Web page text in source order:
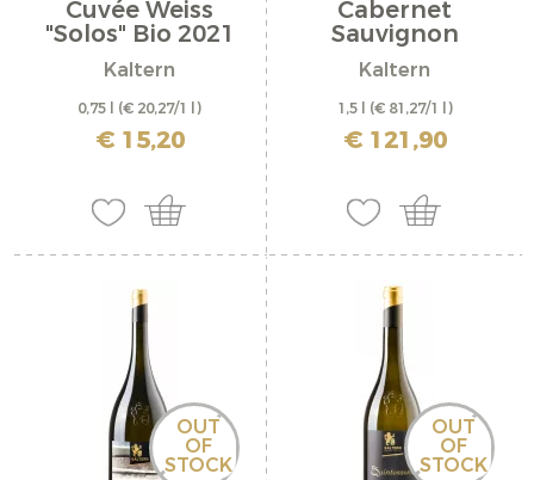
Cuvée Weiss
"Solos" Bio 2021
Kaltern
0,75 l (€ 20,27/1 l)
inkl. MwSt. zzgl. Versandkosten
€ 15,20
Cabernet
Sauvignon
Riserva...
Kaltern
1,5 l (€ 81,27/1 l)
inkl. MwSt. zzgl. Versandkosten
€ 121,90
OUT
OF
STOCK
OUT
OF
STOCK